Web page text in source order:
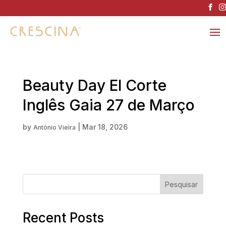
Beauty Day El Corte
Inglês Gaia 27 de Março
by António Vieira Mar 18, 2026
Pesquisar
Recent Posts